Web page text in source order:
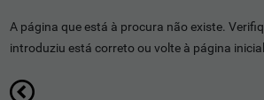
A página que está à procura não existe.
introduziu está correto ou volte à página